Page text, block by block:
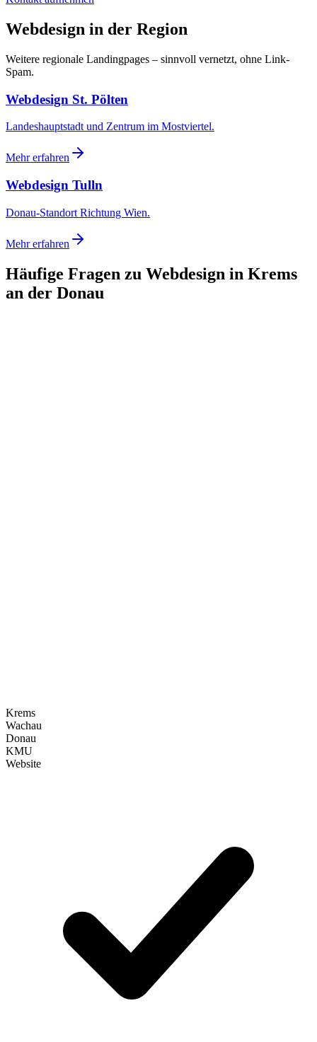
Webdesign in der Region
Weitere regionale Landingpages – sinnvoll vernetzt, ohne Link-
Spam.
Webdesign St. Pölten
Landeshauptstadt und Zentrum im Mostviertel.
Mehr erfahren
Webdesign Tulln
Donau-Standort Richtung Wien.
Mehr erfahren
Häufige Fragen zu Webdesign in Krems
an der Donau
Krems
Wachau
Donau
KMU
Website